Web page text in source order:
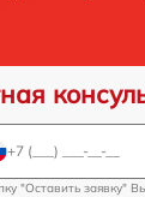
"Оставить заявку"